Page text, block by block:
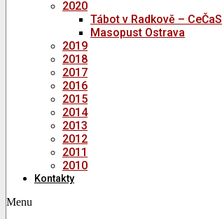
2020
Tábot v Radkově – CeČaS
Masopust Ostrava
2019
2018
2017
2016
2015
2014
2013
2012
2011
2010
Kontakty
Menu